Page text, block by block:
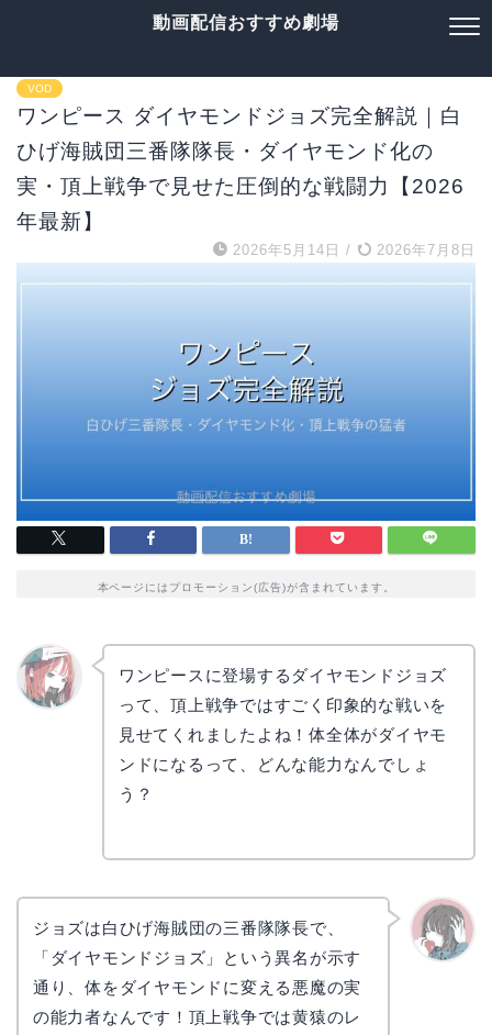
動画配信おすすめ劇場
VOD
ワンピース ダイヤモンドジョズ完全解説｜白
ひげ海賊団三番隊隊長・ダイヤモンド化の
実・頂上戦争で見せた圧倒的な戦闘力【2026
年最新】
2026年5月14日 / 2026年7月8日
本ページにはプロモーション(広告)が含まれています。
ワンピースに登場するダイヤモンドジョズ
って、頂上戦争ではすごく印象的な戦いを
見せてくれましたよね！体全体がダイヤモ
ンドになるって、どんな能力なんでしょ
う？
ジョズは白ひげ海賊団の三番隊隊長で、
「ダイヤモンドジョズ」という異名が示す
通り、体をダイヤモンドに変える悪魔の実
の能力者なんです！頂上戦争では黄猿のレ